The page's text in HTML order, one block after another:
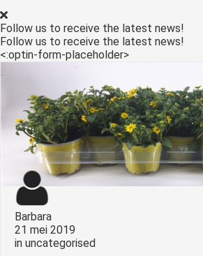
Follow us to receive the latest news!
Follow us to receive the latest news!
<:optin-form-placeholder>
Barbara
21 mei 2019
in uncategorised